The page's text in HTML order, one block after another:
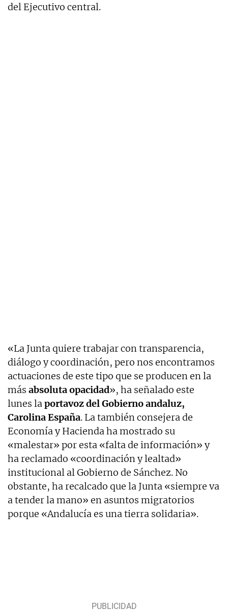
del Ejecutivo central.
«La Junta quiere trabajar con transparencia,
diálogo y coordinación, pero nos encontramos
actuaciones de este tipo que se producen en la
más absolutaopacidad», ha señalado este
lunes laportavoz del Gobierno andaluz,
Carolina España. La también consejera de
Economía y Hacienda ha mostrado su
«malestar» por esta «falta de información» y
ha reclamado «coordinación y lealtad»
institucional al Gobierno de Sánchez. No
obstante, ha recalcado que la Junta «siempre va
a tender la mano» en asuntos migratorios
porque «Andalucía es una tierra solidaria».